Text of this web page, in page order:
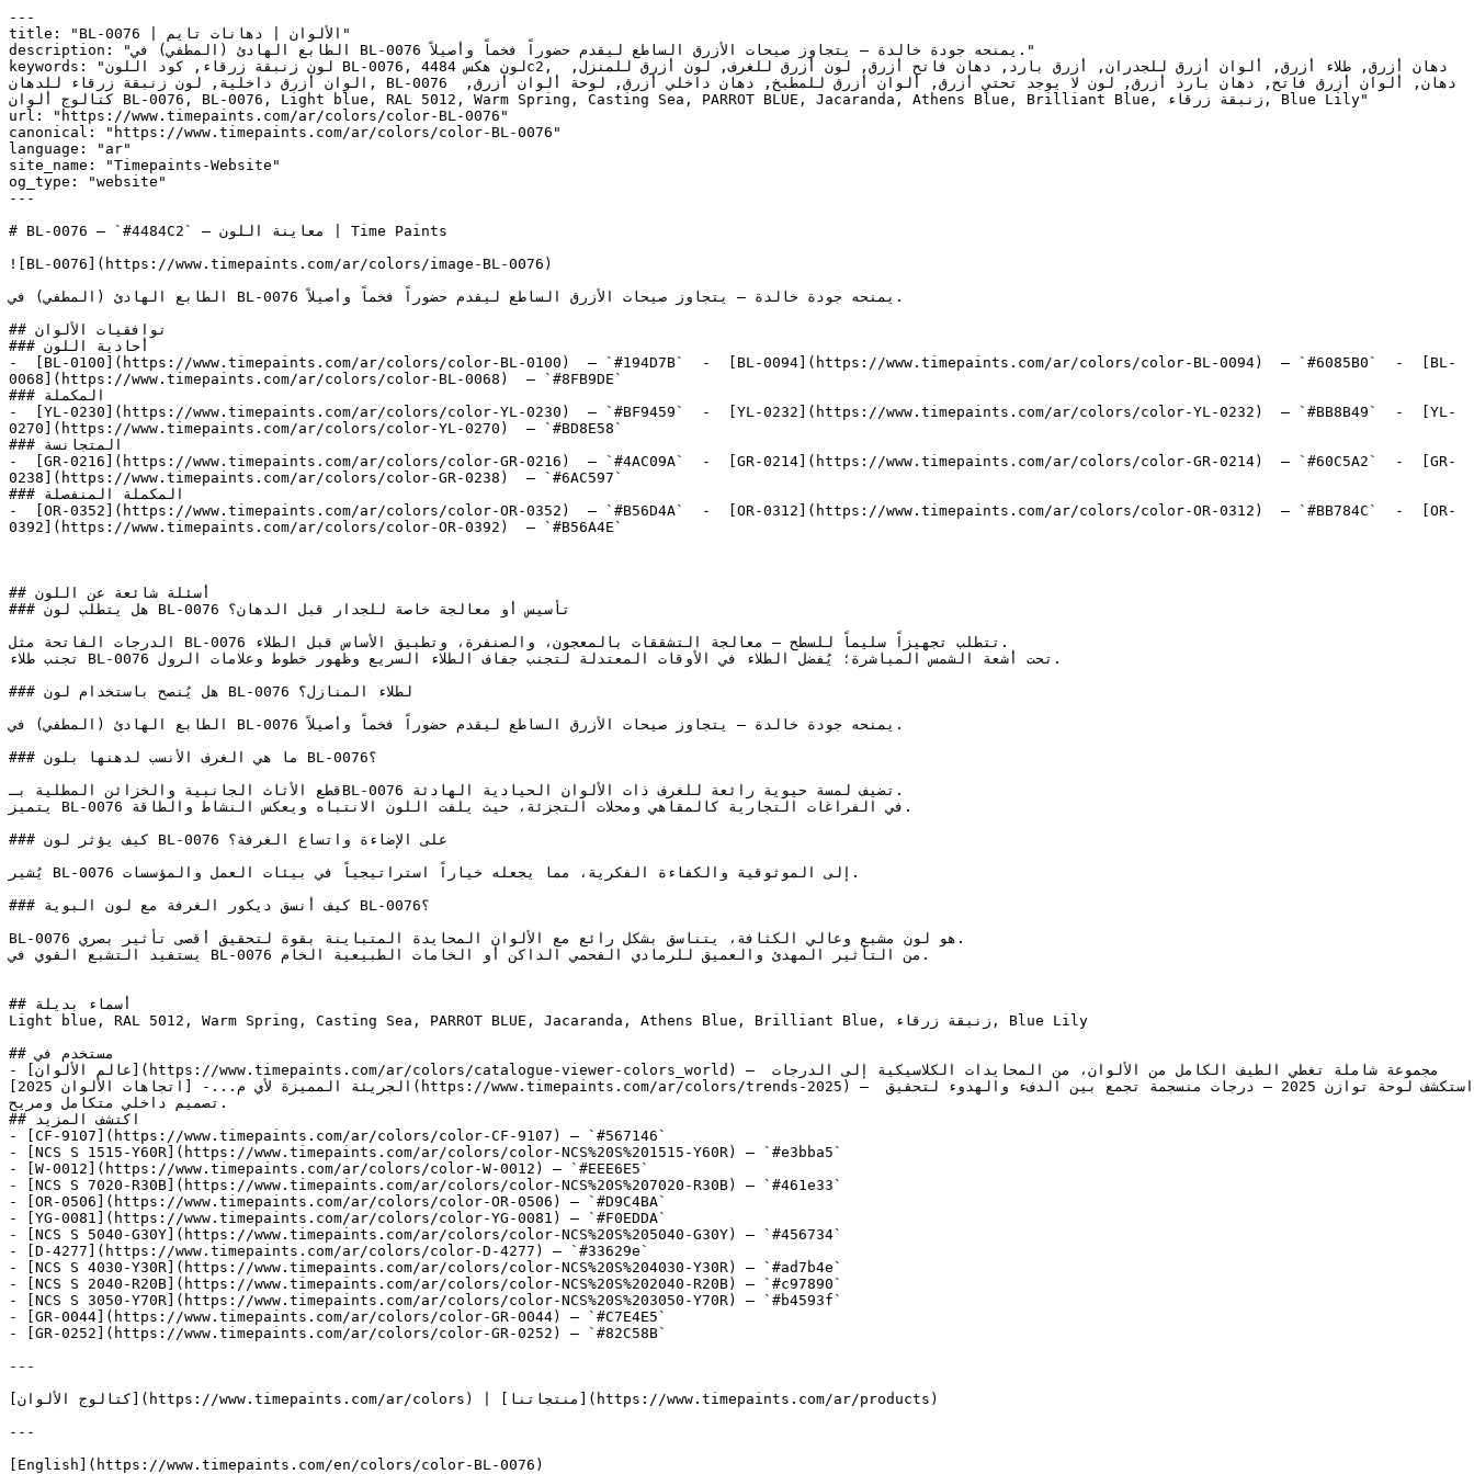
---
title: "BL-0076 | الألوان | دهانات تايم"
description: "الطابع الهادئ (المطفي) في BL-0076 يمنحه جودة خالدة — يتجاوز صيحات الأزرق الساطع ليقدم حضوراً فخماً وأصيلاً."
keywords: "لون زنبقة زرقاء, كود اللون BL-0076, لون هكس 4484c2, دهان أزرق, طلاء أزرق, ألوان أزرق للجدران, أزرق بارد, دهان فاتح أزرق, لون أزرق للغرف, لون أزرق للمنزل,
الوان أزرق داخلية, لون زنبقة زرقاء للدهان, BL-0076 دهان, ألوان أزرق فاتح, دهان بارد أزرق, لون لا يوجد تحتي أزرق, ألوان أزرق للمطبخ, دهان داخلي أزرق, لوحة ألوان أزرق,
كتالوج ألوان BL-0076, BL-0076, Light blue, RAL 5012, Warm Spring, Casting Sea, PARROT BLUE, Jacaranda, Athens Blue, Brilliant Blue, زنبقة زرقاء, Blue Lily"
url: "https://www.timepaints.com/ar/colors/color-BL-0076"
canonical: "https://www.timepaints.com/ar/colors/color-BL-0076"
language: "ar"
site_name: "Timepaints-Website"
og_type: "website"
---
# BL-0076 — `#4484C2` — معاينة اللون | Time Paints
![BL-0076](https://www.timepaints.com/ar/colors/image-BL-0076)
الطابع الهادئ (المطفي) في BL-0076 يمنحه جودة خالدة — يتجاوز صيحات الأزرق الساطع ليقدم حضوراً فخماً وأصيلاً.
## توافقيات الألوان
### أحادية اللون
-  [BL-0100](https://www.timepaints.com/ar/colors/color-BL-0100)  — `#194D7B`  -  [BL-0094](https://www.timepaints.com/ar/colors/color-BL-0094)  — `#6085B0`  -  [BL-
0068](https://www.timepaints.com/ar/colors/color-BL-0068)  — `#8FB9DE`
### المكملة
-  [YL-0230](https://www.timepaints.com/ar/colors/color-YL-0230)  — `#BF9459`  -  [YL-0232](https://www.timepaints.com/ar/colors/color-YL-0232)  — `#BB8B49`  -  [YL-
0270](https://www.timepaints.com/ar/colors/color-YL-0270)  — `#BD8E58`
### المتجانسة
-  [GR-0216](https://www.timepaints.com/ar/colors/color-GR-0216)  — `#4AC09A`  -  [GR-0214](https://www.timepaints.com/ar/colors/color-GR-0214)  — `#60C5A2`  -  [GR-
0238](https://www.timepaints.com/ar/colors/color-GR-0238)  — `#6AC597`
### المكملة المنفصلة
-  [OR-0352](https://www.timepaints.com/ar/colors/color-OR-0352)  — `#B56D4A`  -  [OR-0312](https://www.timepaints.com/ar/colors/color-OR-0312)  — `#BB784C`  -  [OR-
0392](https://www.timepaints.com/ar/colors/color-OR-0392)  — `#B56A4E`
## أسئلة شائعة عن اللون
### هل يتطلب لون BL-0076 تأسيس أو معالجة خاصة للجدار قبل الدهان؟
الدرجات الفاتحة مثل BL-0076 تتطلب تجهيزاً سليماً للسطح — معالجة التشققات بالمعجون، والصنفرة، وتطبيق الأساس قبل الطلاء.
تجنب طلاء BL-0076 تحت أشعة الشمس المباشرة؛ يُفضل الطلاء في الأوقات المعتدلة لتجنب جفاف الطلاء السريع وظهور خطوط وعلامات الرول.
### هل يُنصح باستخدام لون BL-0076 لطلاء المنازل؟
الطابع الهادئ (المطفي) في BL-0076 يمنحه جودة خالدة — يتجاوز صيحات الأزرق الساطع ليقدم حضوراً فخماً وأصيلاً.
### ما هي الغرف الأنسب لدهنها بلون BL-0076؟
قطع الأثاث الجانبية والخزائن المطلية بـBL-0076 تضيف لمسة حيوية رائعة للغرف ذات الألوان الحيادية الهادئة.
يتميز BL-0076 في الفراغات التجارية كالمقاهي ومحلات التجزئة، حيث يلفت اللون الانتباه ويعكس النشاط والطاقة.
### كيف يؤثر لون BL-0076 على الإضاءة واتساع الغرفة؟
يُشير BL-0076 إلى الموثوقية والكفاءة الفكرية، مما يجعله خياراً استراتيجياً في بيئات العمل والمؤسسات.
### كيف أنسق ديكور الغرفة مع لون البوية BL-0076؟
BL-0076 هو لون مشبع وعالي الكثافة، يتناسق بشكل رائع مع الألوان المحايدة المتباينة بقوة لتحقيق أقصى تأثير بصري.
يستفيد التشبع القوي في BL-0076 من التأثير المهدئ والعميق للرمادي الفحمي الداكن أو الخامات الطبيعية الخام.
## أسماء بديلة
Light blue, RAL 5012, Warm Spring, Casting Sea, PARROT BLUE, Jacaranda, Athens Blue, Brilliant Blue, زنبقة زرقاء, Blue Lily
## مستخدم في
- [عالم الألوان](https://www.timepaints.com/ar/colors/catalogue-viewer-colors_world) — مجموعة شاملة تغطي الطيف الكامل من الألوان، من المحايدات الكلاسيكية إلى الدرجات
تصميم داخلي متكامل ومريح.
## اكتشف المزيد
- [CF-9107](https://www.timepaints.com/ar/colors/color-CF-9107) — `#567146`
- [NCS S 1515-Y60R](https://www.timepaints.com/ar/colors/color-NCS%20S%201515-Y60R) — `#e3bba5`
- [W-0012](https://www.timepaints.com/ar/colors/color-W-0012) — `#EEE6E5`
- [NCS S 7020-R30B](https://www.timepaints.com/ar/colors/color-NCS%20S%207020-R30B) — `#461e33`
- [OR-0506](https://www.timepaints.com/ar/colors/color-OR-0506) — `#D9C4BA`
- [YG-0081](https://www.timepaints.com/ar/colors/color-YG-0081) — `#F0EDDA`
- [NCS S 5040-G30Y](https://www.timepaints.com/ar/colors/color-NCS%20S%205040-G30Y) — `#456734`
- [D-4277](https://www.timepaints.com/ar/colors/color-D-4277) — `#33629e`
- [NCS S 4030-Y30R](https://www.timepaints.com/ar/colors/color-NCS%20S%204030-Y30R) — `#ad7b4e`
- [NCS S 2040-R20B](https://www.timepaints.com/ar/colors/color-NCS%20S%202040-R20B) — `#c97890`
- [NCS S 3050-Y70R](https://www.timepaints.com/ar/colors/color-NCS%20S%203050-Y70R) — `#b4593f`
- [GR-0044](https://www.timepaints.com/ar/colors/color-GR-0044) — `#C7E4E5`
- [GR-0252](https://www.timepaints.com/ar/colors/color-GR-0252) — `#82C58B`
---
---
[English](https://www.timepaints.com/en/colors/color-BL-0076)